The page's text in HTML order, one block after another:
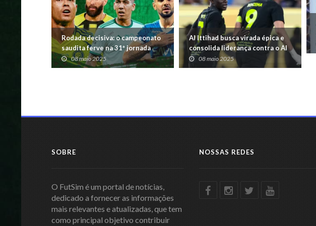
Rodada decisiva: o campeonato
saudita ferve na 31ª jornada
08 maio 2025
Al Ittihad busca virada épica e
consolida liderança contra o Al
Nassr08 maio 2025
SOBRE
O FutSim é um portal de notícias,
dedicado a fornecer as informações
mais relevantes e atualizadas, que tem
como principal objetivo contribuir
NOSSAS REDES